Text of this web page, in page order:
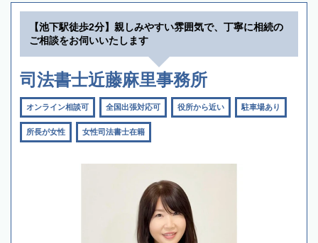
【池下駅徒歩2分】親しみやすい雰囲気で、丁寧に相続の
ご相談をお伺いいたします
司法書士近藤麻里事務所
オンライン相談可 全国出張対応可 役所から近い 駐車場あり
所長が女性 女性司法書士在籍